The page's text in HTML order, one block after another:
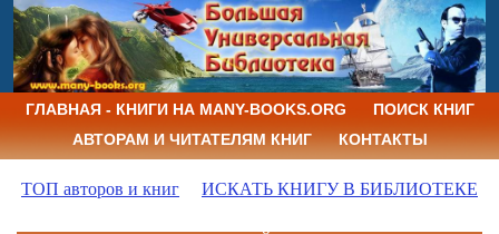
ГЛАВНАЯ - КНИГИ НА MANY-BOOKS.ORG
ПОИСК КНИГ
АВТОРАМ И ЧИТАТЕЛЯМ КНИГ
КОНТАКТЫ
ТОП авторов и книг ИСКАТЬ КНИГУ В БИБЛИОТЕКЕ